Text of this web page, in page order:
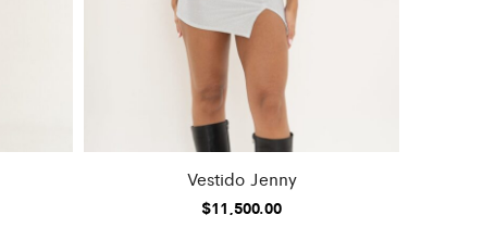
Vestido Jenny
$11,500.00